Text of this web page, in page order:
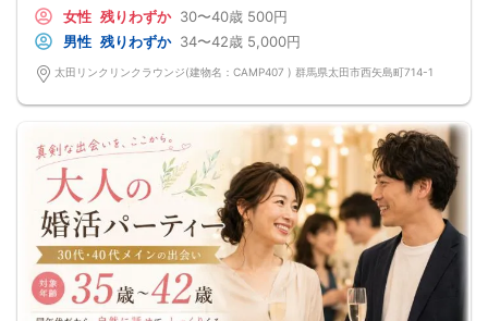
前回参加の男性一部紹介！
30代／年収600万円以上／身長181cm
30代／営業／身長178cm/警察官
20代／公務員／爽やかで優しいアニメが少し好きな方
などなど魅力的な方が多数でした！
多すぎず少なすぎず、参加者様が求める理想の人数を作り上げました！
（最小催行人数3:3）
②直接の連絡先交換自由♪
気の合う方がいたら直接連絡先交換してもOK！
トークタイムについて♪
1対1の着席型トークタイム♪
プロフィールシートを全員の異性の方と交換して1対1でお話をしていただきま
す！
女性は着席したままで、男性が席を順番に移動していきます。
トークタイムは、5分～10分（人数で時間変動あり）です！
あまり硬くならず、いつもの自分でゆっくりトークを楽しんでください♪
お仕事の話、趣味の話などでお互いの共通点などをみつけてみてはいかがでしょ
女性 残りわずか 30〜40歳 500円
男性 残りわずか 34〜42歳 5,000円
太田リンクリンクラウンジ(建物名：CAMP407 ) 群馬県太田市西矢島町714-1